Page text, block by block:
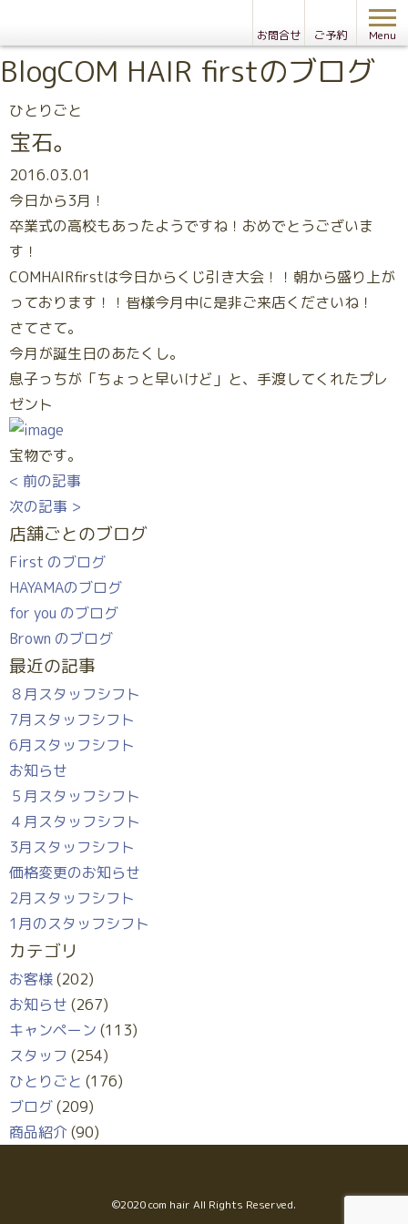
お問合せ ご予約 Menu
BlogCOM HAIR firstのブログ
ひとりごと
宝石。
2016.03.01
今日から3月！
卒業式の高校もあったようですね！おめでとうございま
す！
COMHAIRfirstは今日からくじ引き大会！！朝から盛り上が
っております！！皆様今月中に是非ご来店くださいね！
さてさて。
今月が誕生日のあたくし。
息子っちが「ちょっと早いけど」と、手渡してくれたプレ
ゼント
宝物です。
< 前の記事
次の記事 >
店舗ごとのブログ
First のブログ
HAYAMAのブログ
for you のブログ
Brown のブログ
最近の記事
８月スタッフシフト
7月スタッフシフト
6月スタッフシフト
お知らせ
５月スタッフシフト
４月スタッフシフト
3月スタッフシフト
価格変更のお知らせ
2月スタッフシフト
1月のスタッフシフト
カテゴリ
お客様(202)
お知らせ (267)
キャンペーン (113)
スタッフ (254)
ひとりごと (176)
ブログ(209)
商品紹介 (90)
©︎2020 com hair All Rights Reserved.